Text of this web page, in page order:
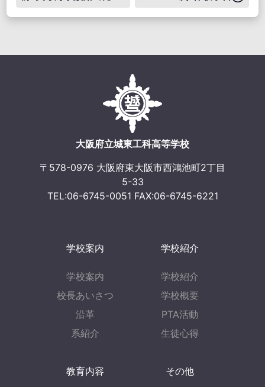
稿
ビ
大阪府立城東工科高等学校
〒578-0976 大阪府東大阪市西鴻池町2丁目
5-33
TEL:06-6745-0051 FAX:06-6745-6221
学校案内
学校案内
校長あいさつ
沿革
系紹介
学校紹介
学校紹介
学校概要
PTA活動
生徒心得
教育内容 その他